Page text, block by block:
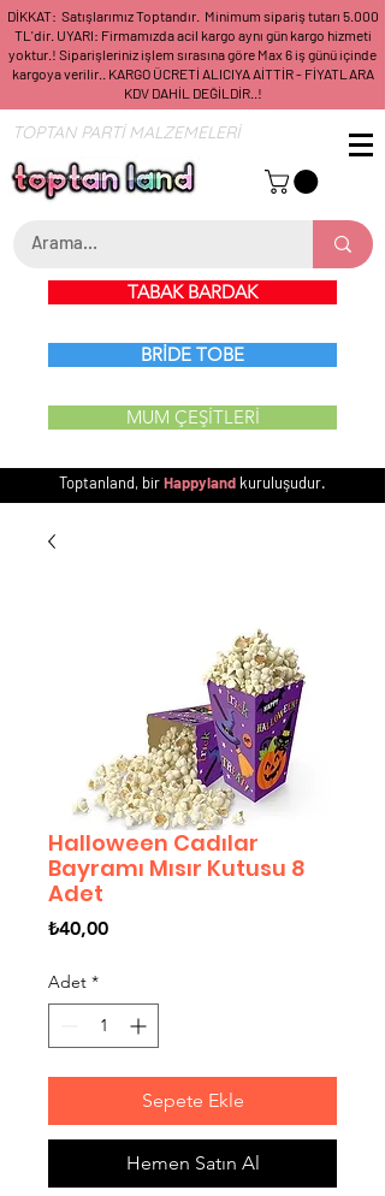
DİKKAT: Satışlarımız Toptandır. Minimum sipariş tutarı 5.000
TL'dir. UYARI: Firmamızda acil kargo aynı gün kargo hizmeti
yoktur.! Siparişleriniz işlem sırasına göre Max 6 iş günü içinde
kargoya verilir.. KARGO ÜCRETİ ALICIYA AİTTİR - FİYATLARA
KDV DAHİL DEĞİLDİR..!
TOPTAN PARTİ MALZEMELERİ
TABAK BARDAK
BRİDE TOBE
MUM ÇEŞİTLERİ
Toptanland, birHappyland kuruluşudur.
Halloween Cadılar
Bayramı Mısır Kutusu 8
Adet
₺40,00Fiyat
Adet *
Sepete Ekle
Hemen Satın Al